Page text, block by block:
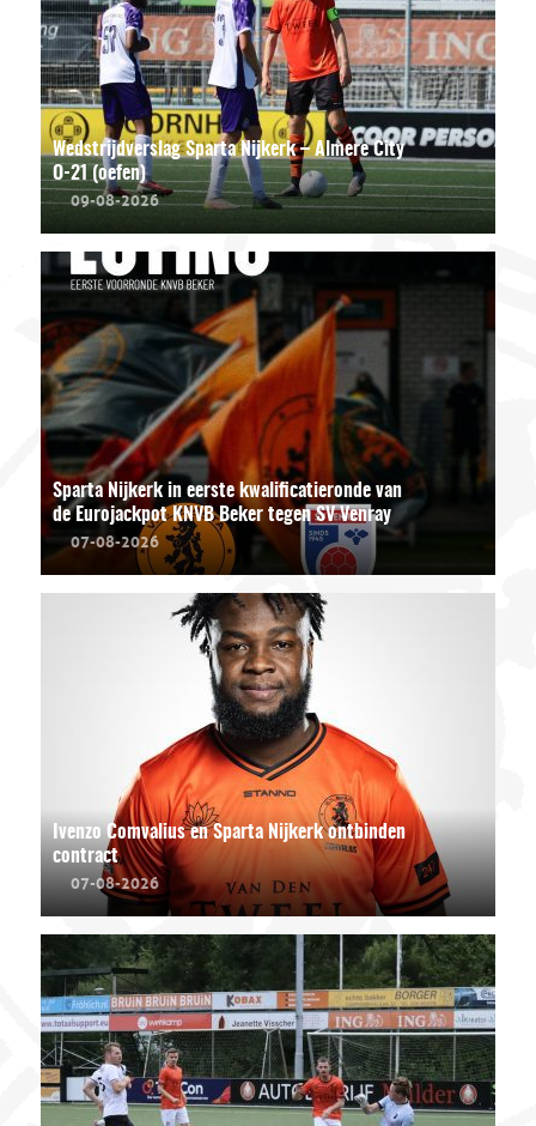
Wedstrijdverslag Sparta Nijkerk – Almere City
O-21 (oefen)
09-08-2026
Sparta Nijkerk in eerste kwalificatieronde van
de Eurojackpot KNVB Beker tegen SV Venray
07-08-2026
Ivenzo Comvalius en Sparta Nijkerk ontbinden
contract
07-08-2026